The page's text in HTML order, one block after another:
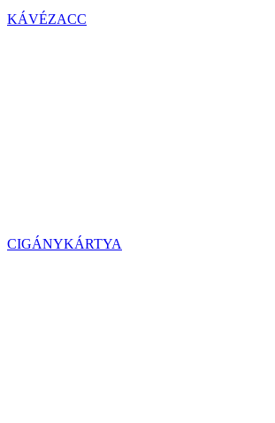
KÁVÉZACC
CIGÁNYKÁRTYA